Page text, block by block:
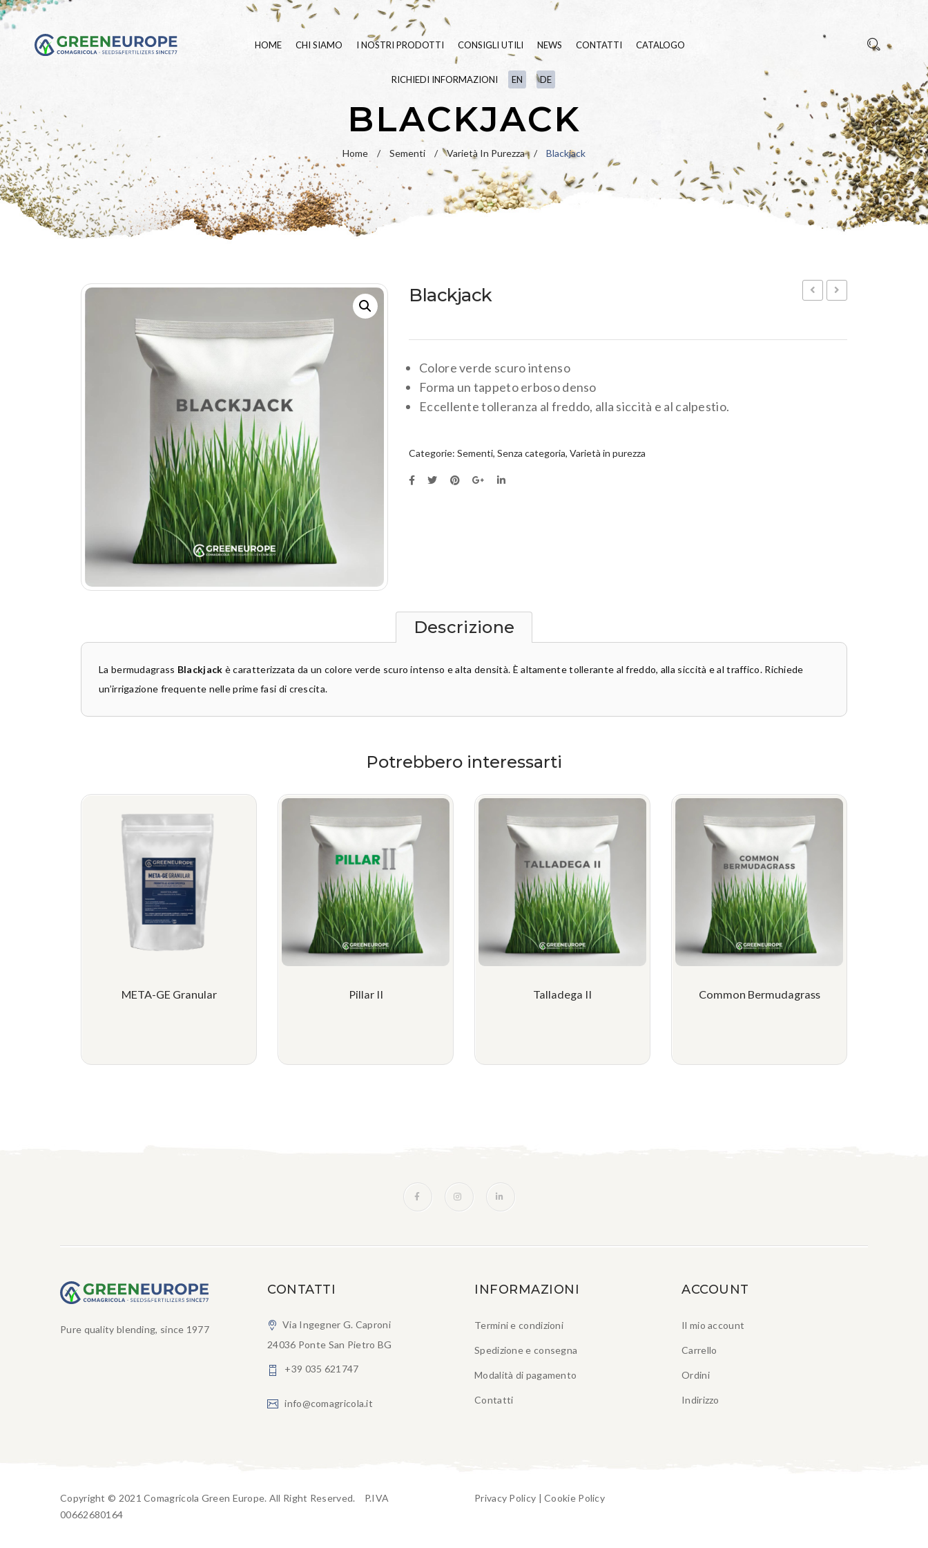
HOME CHI SIAMO I NOSTRI PRODOTTI
SEMENTI TAPPETO ERBOSO
BLUE
GREEN
FERTILIZZANTI
UMETTANTI E SURFATTANTI
PRATO FIORITO
PAESAGGIO
IDROSEMINA
CONSIGLI UTILI NEWS CONTATTI CATALOGO
RICHIEDI INFORMAZIONI EN DE
BLACKJACK
Home / Sementi / Varietà In Purezza / Blackjack
Blackjack
Colore verde scuro intenso
Forma un tappeto erboso denso
Eccellente tolleranza al freddo, alla siccità e al calpestio.
Categorie: Sementi, Senza categoria, Varietà in purezza
Descrizione
La bermudagrass Blackjack è caratterizzata da un colore verde scuro intenso e alta densità. È altamente tollerante al freddo, alla siccità e al traffico. Richiede
un’irrigazione frequente nelle prime fasi di crescita.
Potrebbero interessarti
META-GE Granular Pillar II Talladega II Common Bermudagrass
Pure quality blending, since 1977
CONTATTI
Via Ingegner G. Caproni
24036 Ponte San Pietro BG
+39 035 621747
info@comagricola.it
INFORMAZIONI
Termini e condizioni
Spedizione e consegna
Modalità di pagamento
Contatti
ACCOUNT
Il mio account
Carrello
Ordini
Indirizzo
Copyright © 2021 Comagricola Green Europe. All Right Reserved. P.IVA
00662680164
Privacy Policy |Cookie Policy